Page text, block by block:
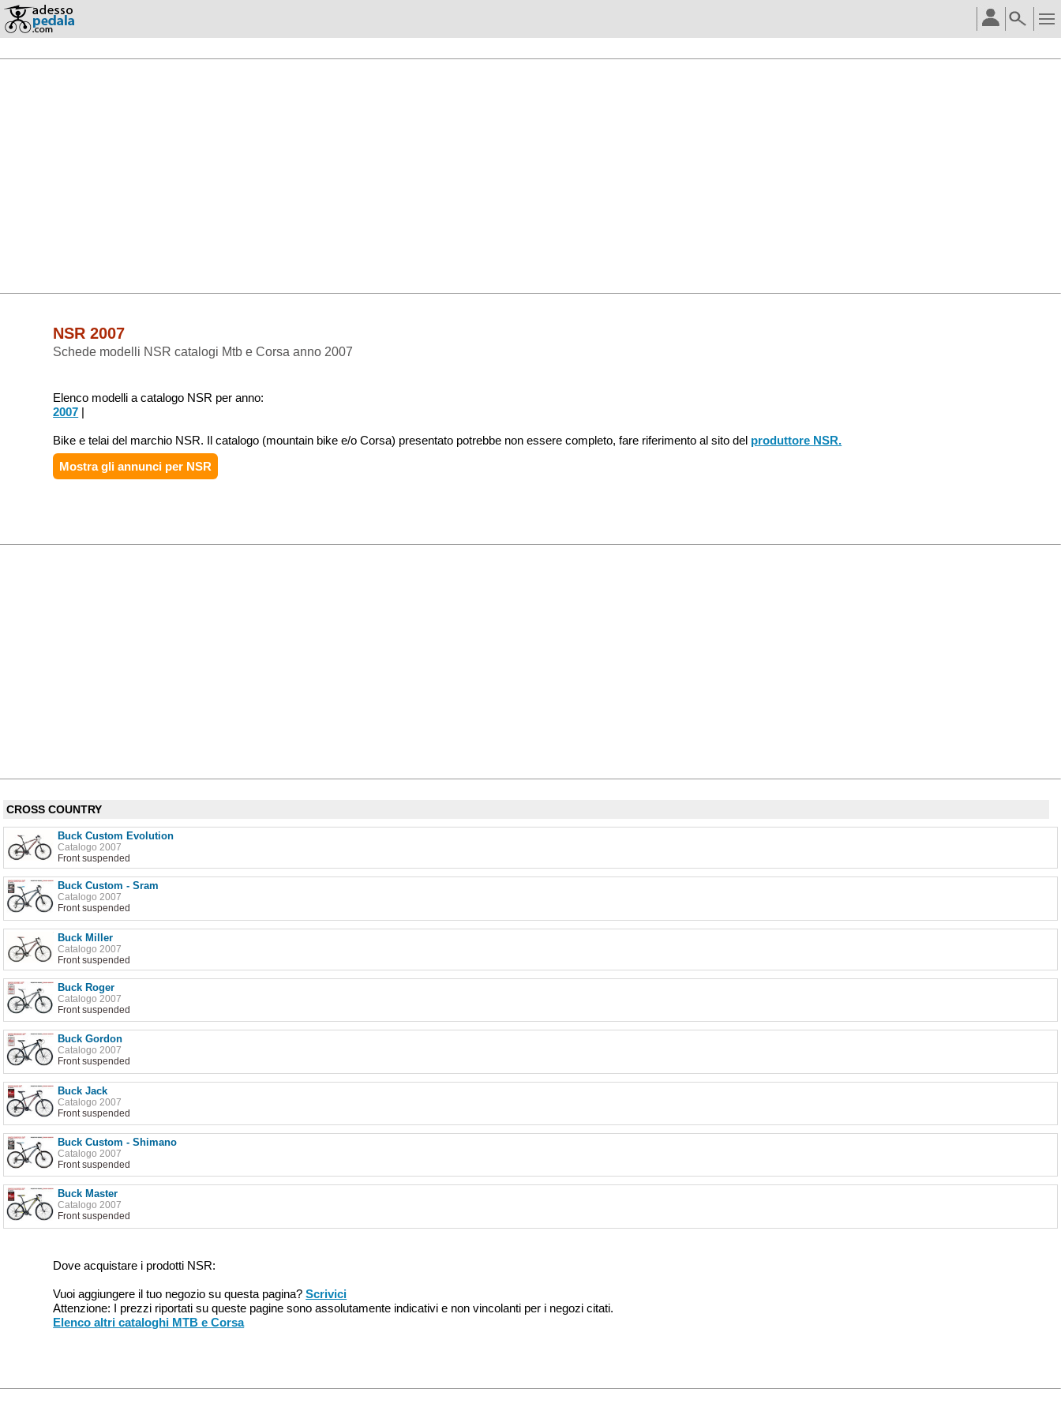
NSR 2007
Schede modelli NSR catalogi Mtb e Corsa anno 2007
Elenco modelli a catalogo NSR per anno:
2007 |
Bike e telai del marchio NSR. Il catalogo (mountain bike e/o Corsa) presentato potrebbe non essere completo, fare riferimento al sito del produttore NSR.
Mostra gli annunci per NSR
CROSS COUNTRY
Buck Custom Evolution
Catalogo 2007
Front suspended
Buck Custom - Sram
Catalogo 2007
Front suspended
Buck Miller
Catalogo 2007
Front suspended
Buck Roger
Catalogo 2007
Front suspended
Buck Gordon
Catalogo 2007
Front suspended
Buck Jack
Catalogo 2007
Front suspended
Buck Custom - Shimano
Catalogo 2007
Front suspended
Buck Master
Catalogo 2007
Front suspended
Dove acquistare i prodotti NSR:
Vuoi aggiungere il tuo negozio su questa pagina?Scrivici
Attenzione: I prezzi riportati su queste pagine sono assolutamente indicativi e non vincolanti per i negozi citati.
Elenco altri cataloghi MTB e Corsa